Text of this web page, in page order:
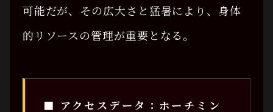
可能だが、その広大さと猛暑により、身体
的リソースの管理が重要となる。
■ アクセスデータ：ホーチミン